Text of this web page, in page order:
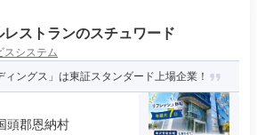
ストランのスチュワード
スシステム
ングス」は東証スタンダード上場企業！
頭郡恩納村